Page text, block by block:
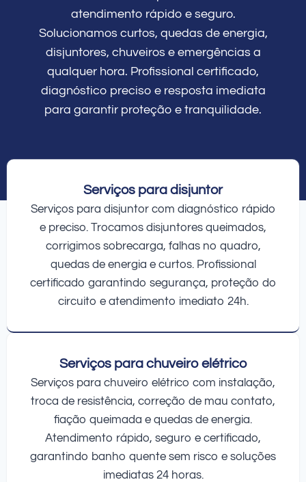
atendimento rápido e seguro.
Solucionamos curtos, quedas de energia,
disjuntores, chuveiros e emergências a
qualquer hora. Profissional certificado,
diagnóstico preciso e resposta imediata
para garantir proteção e tranquilidade.
Serviços para disjuntor
Serviços para disjuntor com diagnóstico rápido
e preciso. Trocamos disjuntores queimados,
corrigimos sobrecarga, falhas no quadro,
quedas de energia e curtos. Profissional
certificado garantindo segurança, proteção do
circuito e atendimento imediato 24h.
Serviços para chuveiro elétrico
Serviços para chuveiro elétrico com instalação,
troca de resistência, correção de mau contato,
fiação queimada e quedas de energia.
Atendimento rápido, seguro e certificado,
garantindo banho quente sem risco e soluções
imediatas 24 horas.